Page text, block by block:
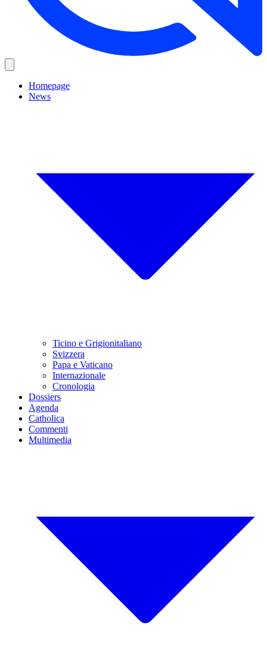
Homepage
News
Ticino e Grigionitaliano
Svizzera
Papa e Vaticano
Internazionale
Cronologia
Dossiers
Agenda
Catholica
Commenti
Multimedia